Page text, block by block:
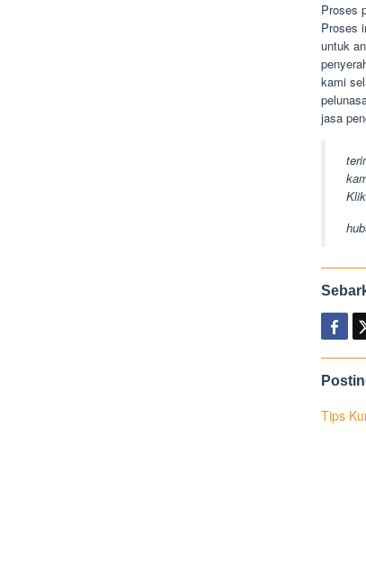
Proses
Proses
untuk
kami
jasa
Tips